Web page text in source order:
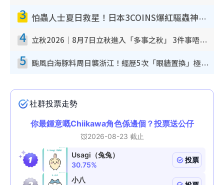
3 怕蟲人士夏日救星！日本3COINS爆紅驅蟲神器$45起 1招「全程免觸碰」輕鬆搞定小強
4 立秋2026｜8月7日立秋進入「多事之秋」 3件事唔做得！專家教6招開運 清枱頭／銀包納氣接好運
5 颱風白海豚料周日襲浙江！經歷5次「眼牆置換」極罕見 成登陸內地最長途颱風